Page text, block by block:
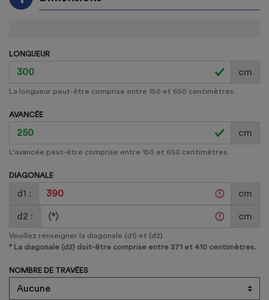
LONGUEUR
cm
La longueur peut-être comprise entre 150 et 650 centimètres.
AVANCÉE
cm
L'avancée peut-être comprise entre 150 et 650 centimètres.
DIAGONALE
d1 : cm
d2 : cm
Veuillez renseigner la diagonale (d1) et (d2).
* La diagonale (d2) doit-être comprise entre 371 et 410 centimètres.
NOMBRE DE TRAVÉES